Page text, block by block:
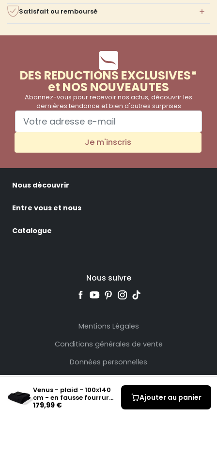
Venus - plaid - 100x140
cm - en fausse fourrure
et velours
179,99 €
Ajouter au panier
Satisfait ou remboursé
DES REDUCTIONS EXCLUSIVES*
et NOS NOUVEAUTES
Abonnez-vous pour recevoir nos actus, découvrir les
dernières tendance et bien d'autres surprises
Je m'inscris
Nous découvrir
Entre vous et nous
Catalogue
Nous suivre
Mentions Légales
Conditions générales de vente
Données personnelles